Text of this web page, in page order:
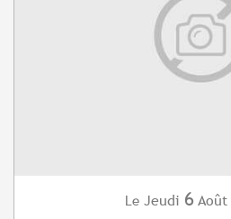
Le Jeudi 6 Août